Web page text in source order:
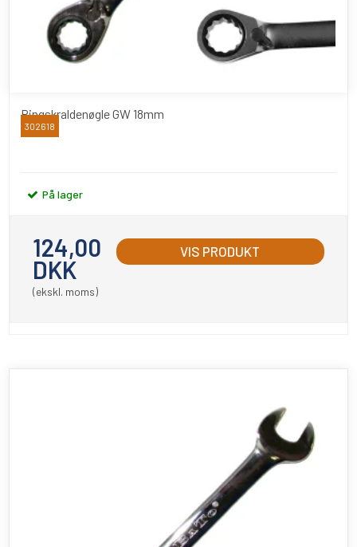
Ringskraldenøgle GW 18mm
BATO
302618
På lager
124,00
DKK
(ekskl. moms)
VIS PRODUKT